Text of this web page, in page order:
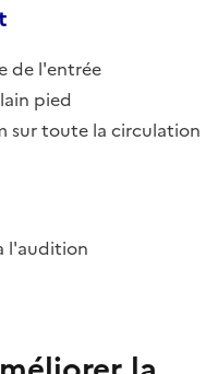
de l'entrée
pied
sur toute la circulation
l'audition